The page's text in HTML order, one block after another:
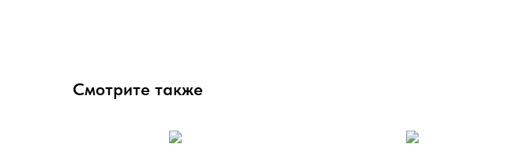
Смотрите также